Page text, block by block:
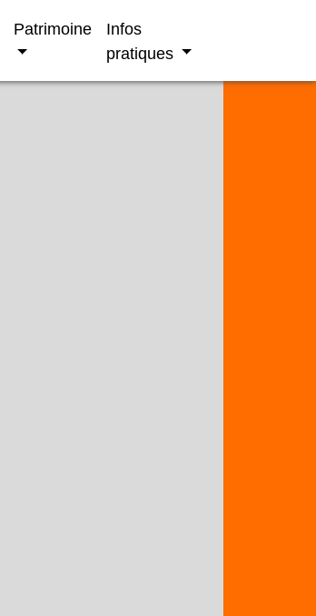
Patrimoine
Infos
pratiques